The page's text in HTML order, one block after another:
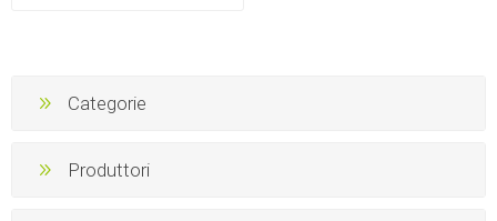
Categorie
Produttori